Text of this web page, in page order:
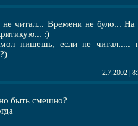
читал... Времени не було... На
:)
пишешь, если не читал.....
2.7.2002 |
быть смешно?